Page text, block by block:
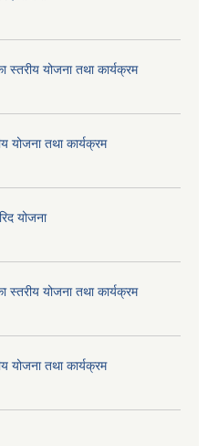
स्तरीय योजना तथा कार्यक्रम
योजना तथा कार्यक्रम
योजना
स्तरीय योजना तथा कार्यक्रम
योजना तथा कार्यक्रम